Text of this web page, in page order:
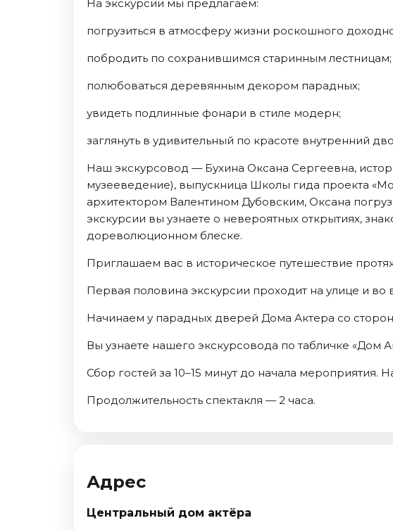
Сентябрь 2026
Сентябрь 2026
Октябрь 2026
Декабрь 2026
На экскурсии мы предлагаем:
погрузиться в атмосферу жизни роскошного
побродить по сохранившимся старинным лестницам;
полюбоваться деревянным декором парадных;
увидеть подлинные фонари в стиле модерн;
заглянуть в удивительный по красоте внутренний
Наш экскурсовод — Бухина Оксана Сергеевна,
музееведение), выпускница Школы гида проекта
архитектором Валентином Дубовским, Оксана
экскурсии вы узнаете о невероятных открытиях,
дореволюционном блеске.
Приглашаем вас в историческое путешествие
Первая половина экскурсии проходит на улице и
Начинаем у парадных дверей Дома Актера со
Вы узнаете нашего экскурсовода по табличке «Дом
Сбор гостей за 10–15 минут до начала мероприятия.
Продолжительность спектакля — 2 часа.
Адрес
Центральный дом актёра